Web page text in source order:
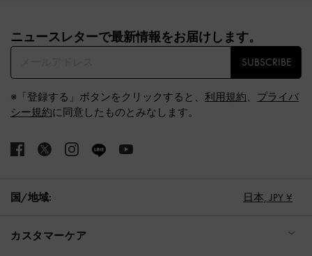
ニュースレターで最新情報をお届けします。​
SUBSCRIBE
※「登録する」ボタンをクリックすると、 利用規約、 プライバ
シー規約に同意したものとみなします。
国/地域: 日本, JPY ¥
カスタマーケア